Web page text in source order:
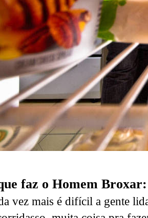
faz o Homem
vez mais é difícil a gente